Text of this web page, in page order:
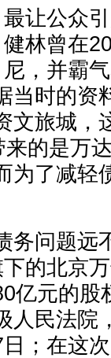
最让公众
健林曾在
尼，并霸
当时的资
文旅城，
的是万
为了减轻
务问题远
的北京
亿元的股
人民法院
；在这